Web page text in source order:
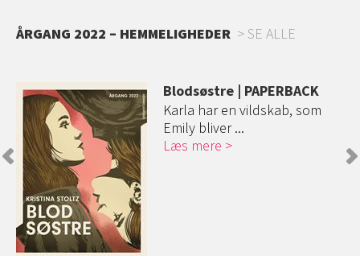
ÅRGANG 2022 – HEMMELIGHEDER SE ALLE
Blodsøstre | PAPERBACK
Karla har en vildskab, som
Emily bliver ...
Læs mere